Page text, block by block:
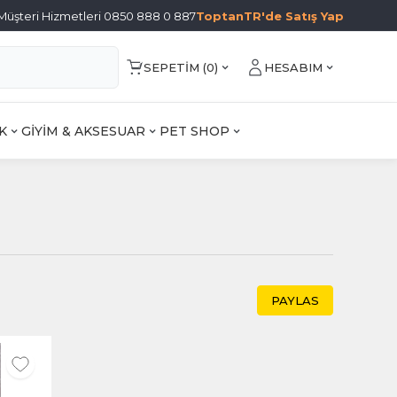
Hizmetleri 0850 888 0 887ToptanTR'de Satış Yap
SEPETIM (0) HESABIM
GİYİM & AKSESUAR PET SHOP
PAYLAS